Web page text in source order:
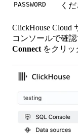
PASSWORD
くだ
ClickHouse Cloud
コンソールで確
Connect をクリッ